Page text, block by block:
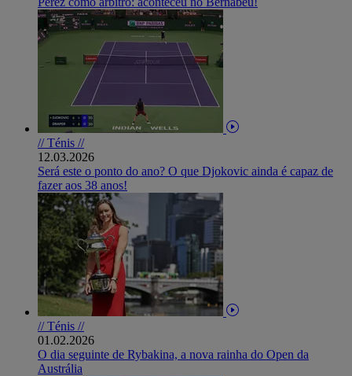
// Ténis //
12.03.2026
Será este o ponto do ano? O que Djokovic ainda é capaz de
fazer aos 38 anos!
// Ténis //
01.02.2026
O dia seguinte de Rybakina, a nova rainha do Open da
Austrália